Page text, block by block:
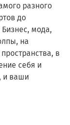
разного
до
мода,
на
в
себя и
и ваши